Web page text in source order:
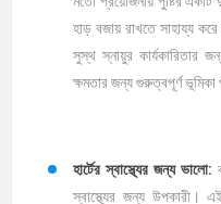
হাড় বজায় রাখতে সাহায্য
সুস্থ স্নায়ুর কার্যকারিতার
ক্ষমতার জন্য গুরুত্বপূর্ণ ভূমিকা
হার্টের স্বাস্থ্যের জন্য ভালো:
স্বাস্থ্যের জন্য উপকারী।